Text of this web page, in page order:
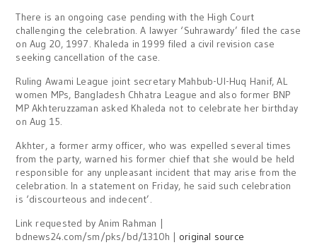
There is an ongoing case pending with the High Court
challenging the celebration. A lawyer ‘Suhrawardy’ filed the case
on Aug 20, 1997. Khaleda in 1999 filed a civil revision case
seeking cancellation of the case.
Ruling Awami League joint secretary Mahbub-Ul-Huq Hanif, AL
women MPs, Bangladesh Chhatra League and also former BNP
MP Akhteruzzaman asked Khaleda not to celebrate her birthday
on Aug 15.
Akhter, a former army officer, who was expelled several times
from the party, warned his former chief that she would be held
responsible for any unpleasant incident that may arise from the
celebration. In a statement on Friday, he said such celebration
is ‘discourteous and indecent’.
Link requested by Anim Rahman |
bdnews24.com/sm/pks/bd/1310h | original source